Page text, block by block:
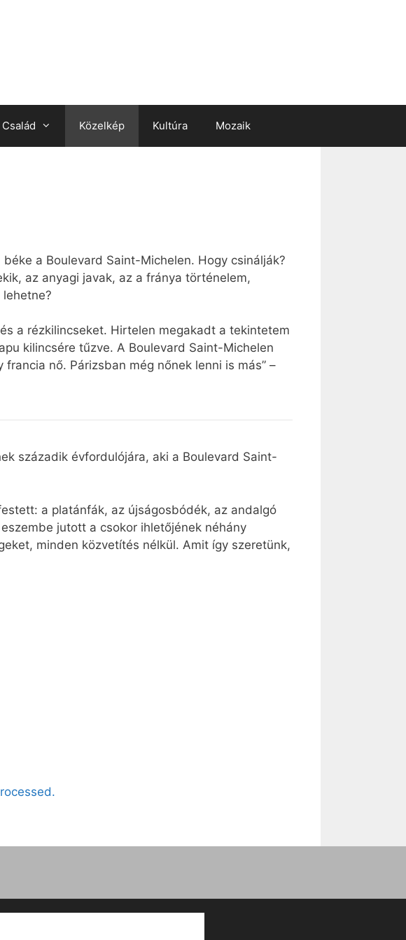
Család Közelkép Kultúra Mozaik
a Boulevard Saint-Michelen. Hogy csinálják?
az anyagi javak, az a fránya történelem,
a rézkilincseket. Hirtelen megakadt a tekintetem
kilincsére tűzve. A Boulevard Saint-Michelen
nő. Párizsban még nőnek lenni is más” –
századik évfordulójára, aki a Boulevard Saint-
a platánfák, az újságosbódék, az andalgó
jutott a csokor ihletőjének néhány
minden közvetítés nélkül. Amit így szeretünk,